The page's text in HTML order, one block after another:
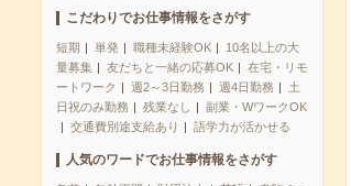
こだわりでお仕事情報をさがす
短期 単発 職種未経験OK
10名以上の大
量募集
友だちと一緒の応募OK
在宅・リモ
ートワーク
週2～3日勤務 週4日勤務
土
日祝のみ勤務
残業なし
副業・WワークOK
交通費別途支給あり
語学力が活かせる
人気のワードでお仕事情報をさがす